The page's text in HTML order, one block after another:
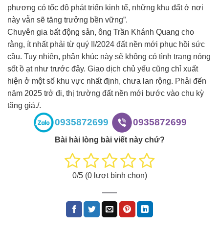
phương có tốc độ phát triển kinh tế, những khu đất ở nơi
này vẫn sẽ tăng trưởng bền vững”.
Chuyên gia bất động sản, ông Trần Khánh Quang cho
rằng, ít nhất phải từ quý II/2024 đất nền mới phục hồi sức
cầu. Tuy nhiên, phân khúc này sẽ không có tình trạng nóng
sốt ồ ạt như trước đây. Giao dịch chủ yếu cũng chỉ xuất
hiện ở một số khu vực nhất định, chưa lan rộng. Phải đến
năm 2025 trở đi, thị trường đất nền mới bước vào chu kỳ
tăng giá./.
0935872699 0935872699
Bài hài lòng bài viết này chứ?
0/5 (0lượt bình chọn)